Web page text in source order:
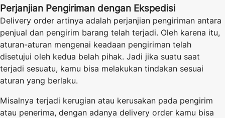
Perjanjian Pengiriman dengan Ekspedisi
Delivery order artinya adalah perjanjian pengiriman antara
penjual dan pengirim barang telah terjadi. Oleh karena itu,
aturan-aturan mengenai keadaan pengiriman telah
disetujui oleh kedua belah pihak. Jadi jika suatu saat
terjadi sesuatu, kamu bisa melakukan tindakan sesuai
aturan yang berlaku.
Misalnya terjadi kerugian atau kerusakan pada pengirim
atau penerima, dengan adanya delivery order kamu bisa